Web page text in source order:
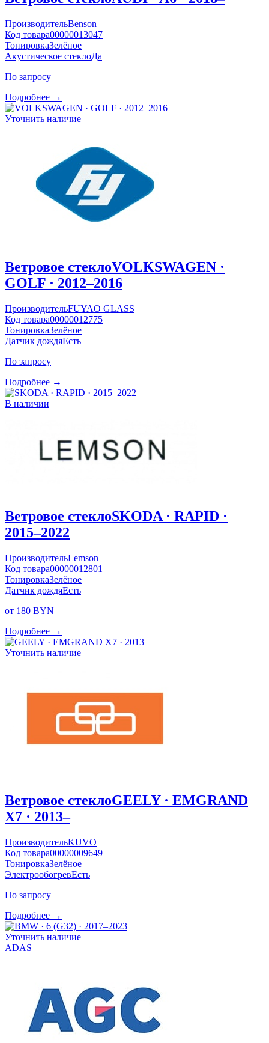
ПроизводительBenson
Код товара00000013047
ТонировкаЗелёное
Акустическое стеклоДа
По запросу
Подробнее →
Уточнить наличие
Ветровое стеклоVOLKSWAGEN ·
GOLF · 2012–2016
ПроизводительFUYAO GLASS
Код товара00000012775
ТонировкаЗелёное
Датчик дождяЕсть
По запросу
Подробнее →
В наличии
Ветровое стеклоSKODA · RAPID ·
2015–2022
ПроизводительLemson
Код товара00000012801
ТонировкаЗелёное
Датчик дождяЕсть
от 180 BYN
Подробнее →
Уточнить наличие
Ветровое стеклоGEELY · EMGRAND
X7 · 2013–
ПроизводительKUVO
Код товара00000009649
ТонировкаЗелёное
ЭлектрообогревЕсть
По запросу
Подробнее →
Уточнить наличие
ADAS